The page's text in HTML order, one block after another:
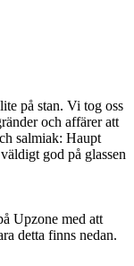
på stan. Vi tog oss
och affärer att
salmiak: Haupt
god på glassen
Upzone med att
detta finns nedan.